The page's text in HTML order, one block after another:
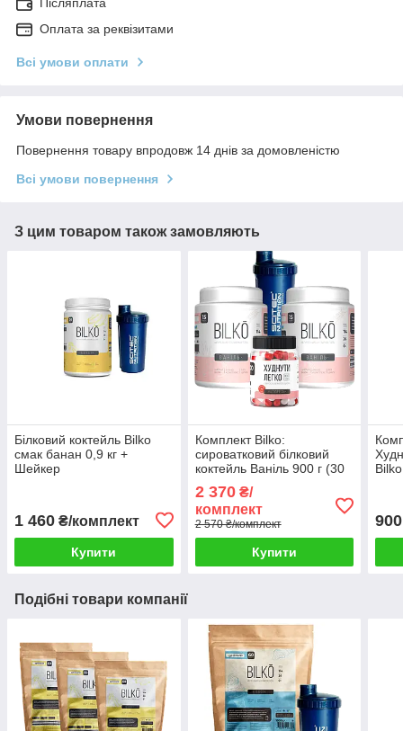
Післяплата
Оплата за реквізитами
Всі умови оплати
Умови повернення
Повернення товару впродовж 14 днів за домовленістю
Всі умови повернення
З цим товаром також замовляють
Білковий коктейль Bilko
смак банан 0,9 кг +
Шейкер
1 460 ₴/комплект
Купити
Комплект Bilko:
сироватковий білковий
коктейль Ваніль 900 г (30
100 капсул + шейкер
2 370₴/
комплект
2 570 ₴/комплект
Купити
Bilko
900
Подібні товари компанії